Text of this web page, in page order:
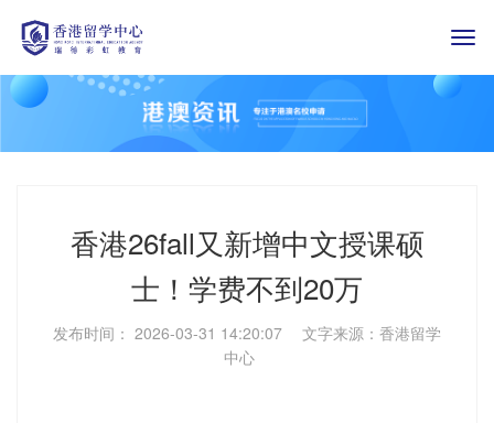
香港26fall又新增中文授课硕
士！学费不到20万
发布时间： 2026-03-31 14:20:07 文字来源：香港留学
中心